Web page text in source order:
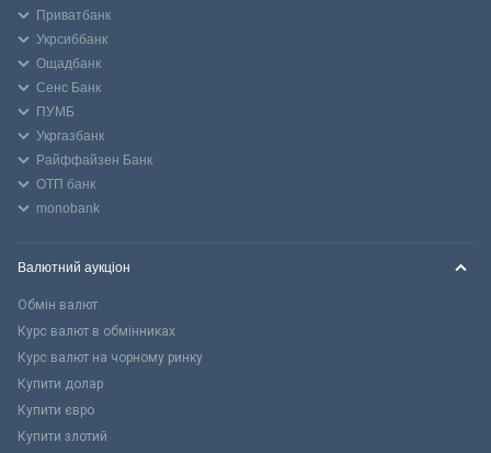
Приватбанк
Укрсиббанк
Ощадбанк
Сенс Банк
ПУМБ
Укргазбанк
Райффайзен Банк
ОТП банк
monobank
Валютний аукціон
Обмін валют
Курс валют в обмінниках
Курс валют на чорному ринку
Купити долар
Купити євро
Купити злотий